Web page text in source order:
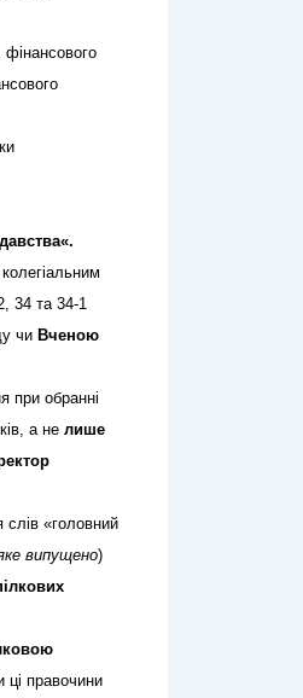
фінансового
34 та 34-1
чи Вченою
при обранні
а не лише
слів «головний
випущено)
ці правочини